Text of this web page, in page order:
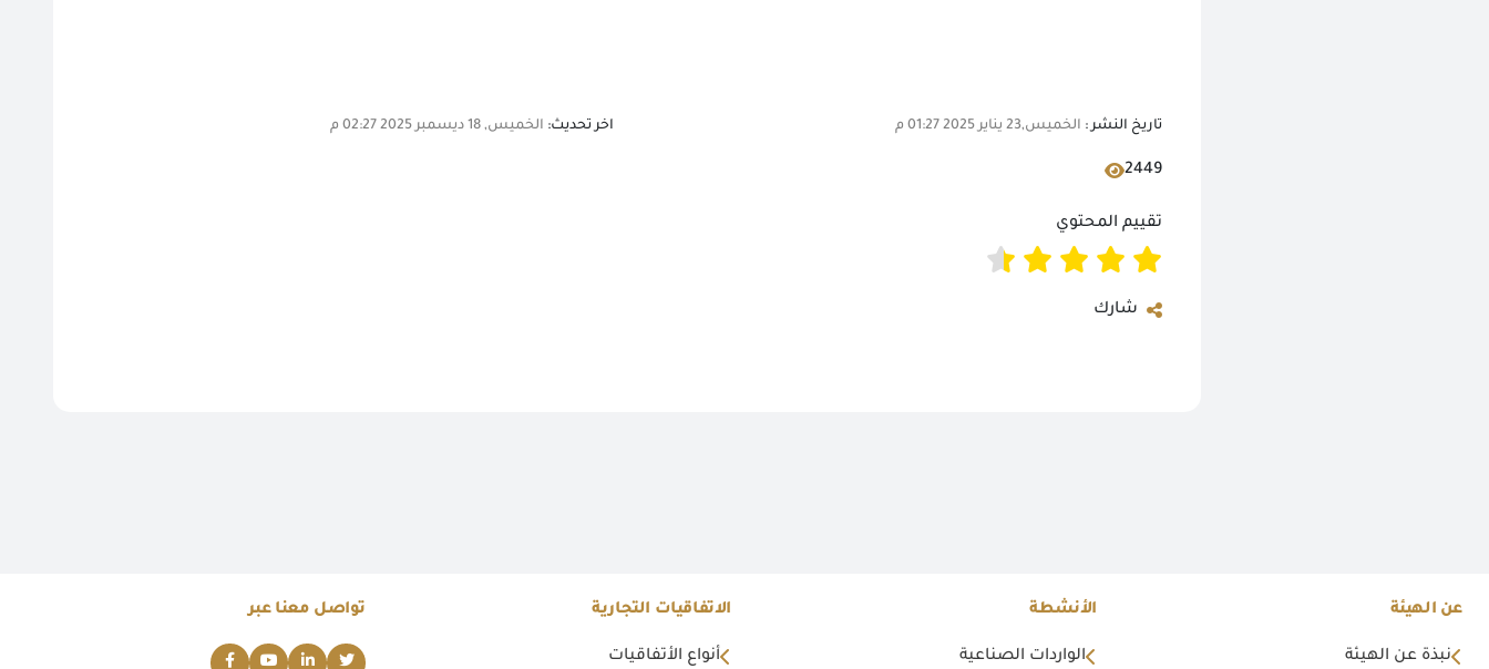
تاريخ النشر : الخميس,23 يناير 2025 01:27 م اخر تحديث: الخميس, 18 ديسمبر 2025 02:27 م
2449
تقييم المحتوي
شارك
عن الهيئة
نبذة عن الهيئة
الأنشطة
الواردات الصناعية
الاتفاقيات التجارية
أنواع الأتفاقيات
تواصل معنا عبر